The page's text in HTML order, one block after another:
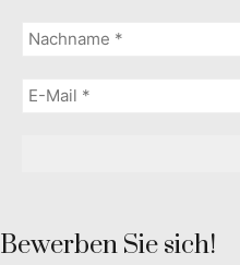
Bewerben Sie sich!